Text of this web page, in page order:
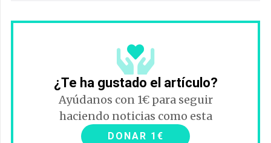
¿Te ha gustado el artículo?
Ayúdanos con 1€ para seguir
haciendo noticias como esta
DONAR 1€